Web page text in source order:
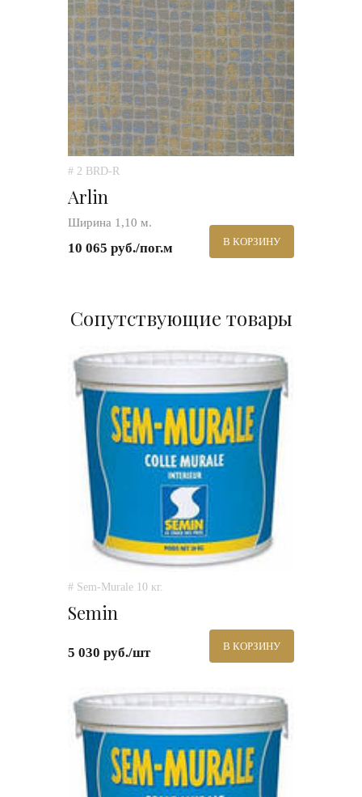
# 2 BRD-R
Arlin
Ширина 1,10 м.
10 065 руб./пог.м В КОРЗИНУ
Сопутствующие товары
# Sem-Murale 10 кг.
Semin
5 030 руб./шт В КОРЗИНУ